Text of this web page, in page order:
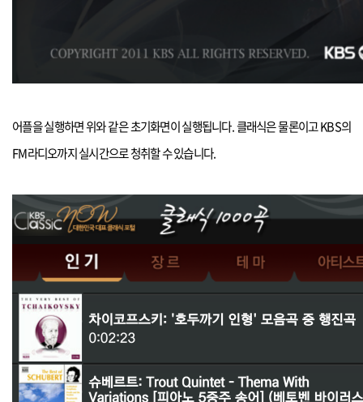
어플을 실행하면 위와 같은 초기화면이 실행됩니다. 클래식은 물론이고 KBS의
FM라디오까지 실시간으로 청취할 수 있습니다.